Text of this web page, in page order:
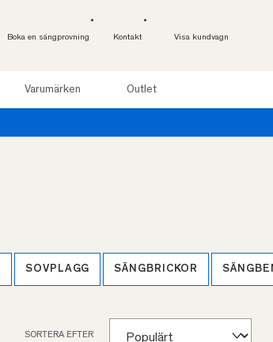
Boka en sängprovning Kontakt Visa kundvagn
Varumärken Outlet
SOVPLAGG SÄNGBRICKOR
SORTERA EFTER